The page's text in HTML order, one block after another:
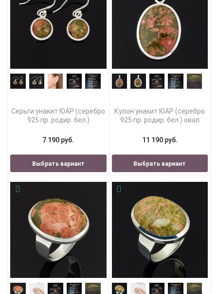
Серьги унакит ЮАР (серебро
925 пр. родир. бел.)
7 190 руб.
Выбрать вариант
Кулон унакит ЮАР (серебро
925 пр. родир. бел.) овал
11 190 руб.
Выбрать вариант